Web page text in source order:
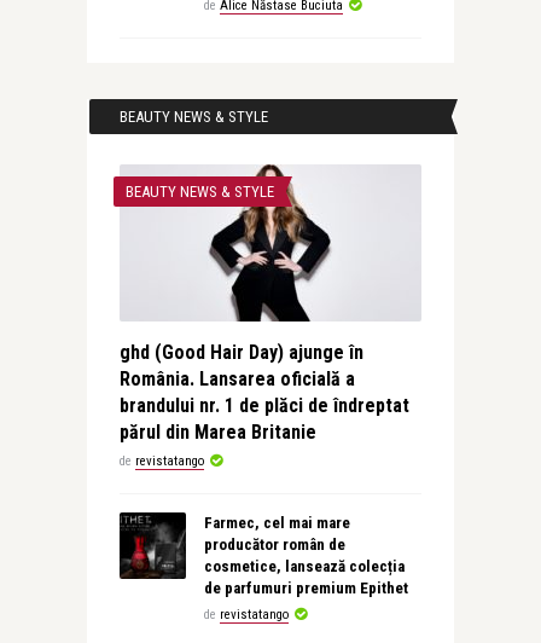
de Alice Năstase Buciuta
BEAUTY NEWS & STYLE
BEAUTY NEWS & STYLE
ghd (Good Hair Day) ajunge în
România. Lansarea oficială a
brandului nr. 1 de plăci de îndreptat
părul din Marea Britanie
de revistatango
Farmec, cel mai mare
producător român de
cosmetice, lansează colecția
de parfumuri premium Epithet
de revistatango